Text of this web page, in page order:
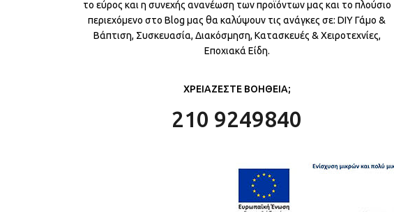
το εύρος και η συνεχής ανανέωση των προϊόντων μας και το πλούσιο
περιεχόμενο στο Blog μας θα καλύψουν τις ανάγκες σε: DIY Γάμο &
Βάπτιση, Συσκευασία, Διακόσμηση, Κατασκευές & Χειροτεχνίες,
Εποχιακά Είδη.
ΧΡΕΙΑΖΕΣΤΕ ΒΟΗΘΕΙΑ;
210 9249840